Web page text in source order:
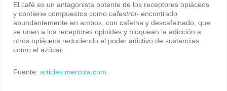
El café es un antagonista potente de los receptores opiáceos
y contiene compuestos como cafestrol- encontrado
abundantemente en ambos, con cafeína y descafeinado, que
se unen a los receptores opioides y bloquean la adicción a
otros opiáceos reduciendo el poder adictivo de sustancias
como el azúcar.
Fuente: articles.mercola.com